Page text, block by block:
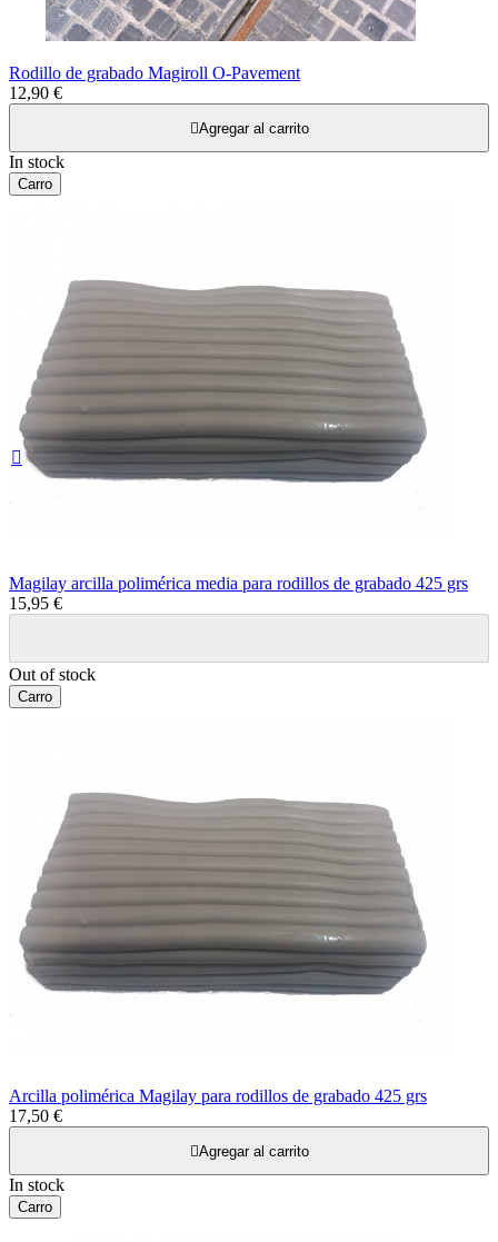
Rodillo de grabado Magiroll O-Pavement
12,90 €
Agregar al carrito
In stock
Carro
Magilay arcilla polimérica media para rodillos de grabado 425 grs
15,95 €
Out of stock
Carro
Arcilla polimérica Magilay para rodillos de grabado 425 grs
17,50 €
Agregar al carrito
In stock
Carro
